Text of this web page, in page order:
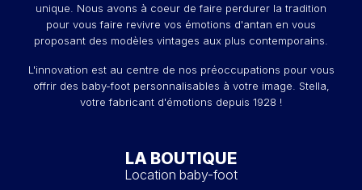
unique. Nous avons à coeur de faire perdurer la tradition
pour vous faire revivre vos émotions d'antan en vous
proposant des modèles vintages aux plus contemporains.
L'innovation est au centre de nos préoccupations pour vous
offrir des baby-foot personnalisables à votre image. Stella,
votre fabricant d'émotions depuis 1928 !
LA BOUTIQUE
Location baby-foot